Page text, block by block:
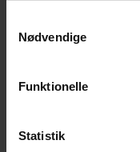
Nødvendige
Funktionelle
Statistik